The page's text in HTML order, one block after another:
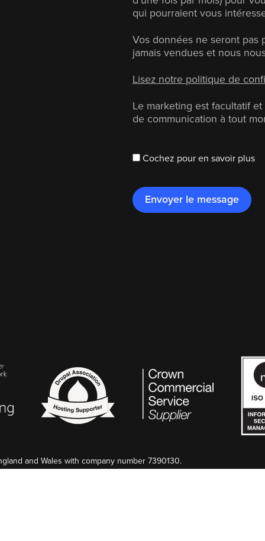
Cochez pour en savoir plus
qui pourraient vous
Vos données ne seront pas
jamais vendues et nous
Lisez notre politique de
Le marketing est facultatif
de communication à tout
Envoyer le message
and Wales with company number 7390130.